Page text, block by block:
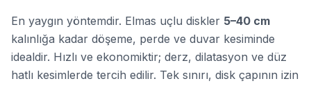
En yaygın yöntemdir. Elmas uçlu diskler 5–40 cm
kalınlığa kadar döşeme, perde ve duvar kesiminde
idealdir. Hızlı ve ekonomiktir; derz, dilatasyon ve düz
hatlı kesimlerde tercih edilir. Tek sınırı, disk çapının izin